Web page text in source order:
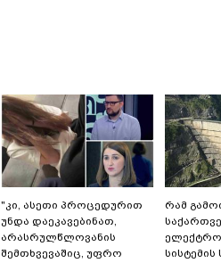
"კი, ასეთი პროცედურით
უნდა დაეკავებინათ,
არასრულწლოვანის
შემთხვევაშიც, უფრო
რამ